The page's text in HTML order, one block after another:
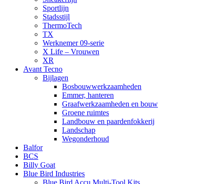
Sportlijn
Stadsstijl
ThermoTech
TX
Werknemer 09-serie
X Life – Vrouwen
XR
Avant Tecno
Bijlagen
Bosbouwwerkzaamheden
Emmer, hanteren
Graafwerkzaamheden en bouw
Groene ruimtes
Landbouw en paardenfokkerij
Landschap
Wegonderhoud
Balfor
BCS
Billy Goat
Blue Bird Industries
Blue Bird Accu Multi-Tool Kits